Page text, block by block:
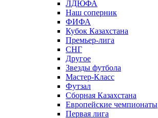
ЛДЮФА
Наш соперник
ФИФА
Кубок Казахстана
Премьер-лига
СНГ
Другое
Звезды футбола
Мастер-Класс
Футзал
Сборная Казахстана
Европейские чемпионаты
Первая лига